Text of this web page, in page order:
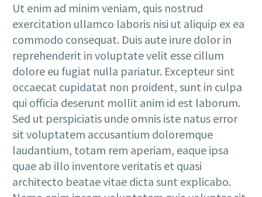
Ut enim ad minim veniam, quis nostrud
exercitation ullamco laboris nisi ut aliquip ex ea
commodo consequat. Duis aute irure dolor in
reprehenderit in voluptate velit esse cillum
dolore eu fugiat nulla pariatur. Excepteur sint
occaecat cupidatat non proident, sunt in culpa
qui officia deserunt mollit anim id est laborum.
Sed ut perspiciatis unde omnis iste natus error
sit voluptatem accusantium doloremque
laudantium, totam rem aperiam, eaque ipsa
quae ab illo inventore veritatis et quasi
architecto beatae vitae dicta sunt explicabo.